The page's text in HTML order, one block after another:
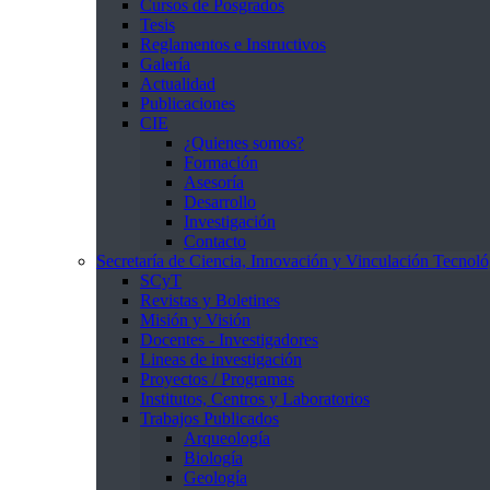
Cursos de Posgrados
Tesis
Reglamentos e Instructivos
Galería
Actualidad
Publicaciones
CIE
¿Quienes somos?
Formación
Asesoría
Desarrollo
Investigación
Contacto
Secretaría de Ciencia, Innovación y Vinculación
SCyT
Revistas y Boletines
Misión y Visión
Docentes - Investigadores
Lineas de investigación
Proyectos / Programas
Institutos, Centros y Laboratorios
Trabajos Publicados
Arqueología
Biología
Geología